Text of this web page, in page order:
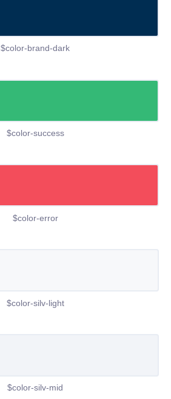
$color-brand-dark
$color-success
$color-error
$color-silv-light
$color-silv-mid